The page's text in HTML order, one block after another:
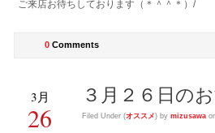
ご来店お待ちしております（＊＾＾＊）/
0 Comments
3月
26
３月２６日の
Filed Under (オススメ) by mizusawa